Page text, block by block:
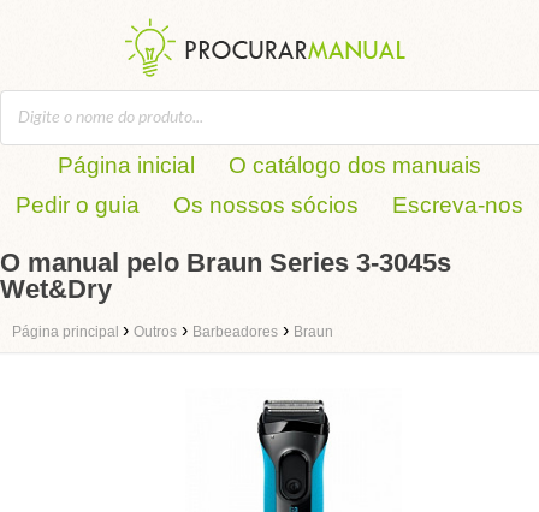
Página inicial
O catálogo dos manuais
Pedir o guia
Os nossos sócios Escreva-nos
O manual pelo Braun Series 3-3045s
Wet&Dry
Página principal › Outros › Barbeadores › Braun